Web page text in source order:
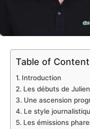
Table of
Introduction
Les débuts de
Une ascension
Le style
Les émissions